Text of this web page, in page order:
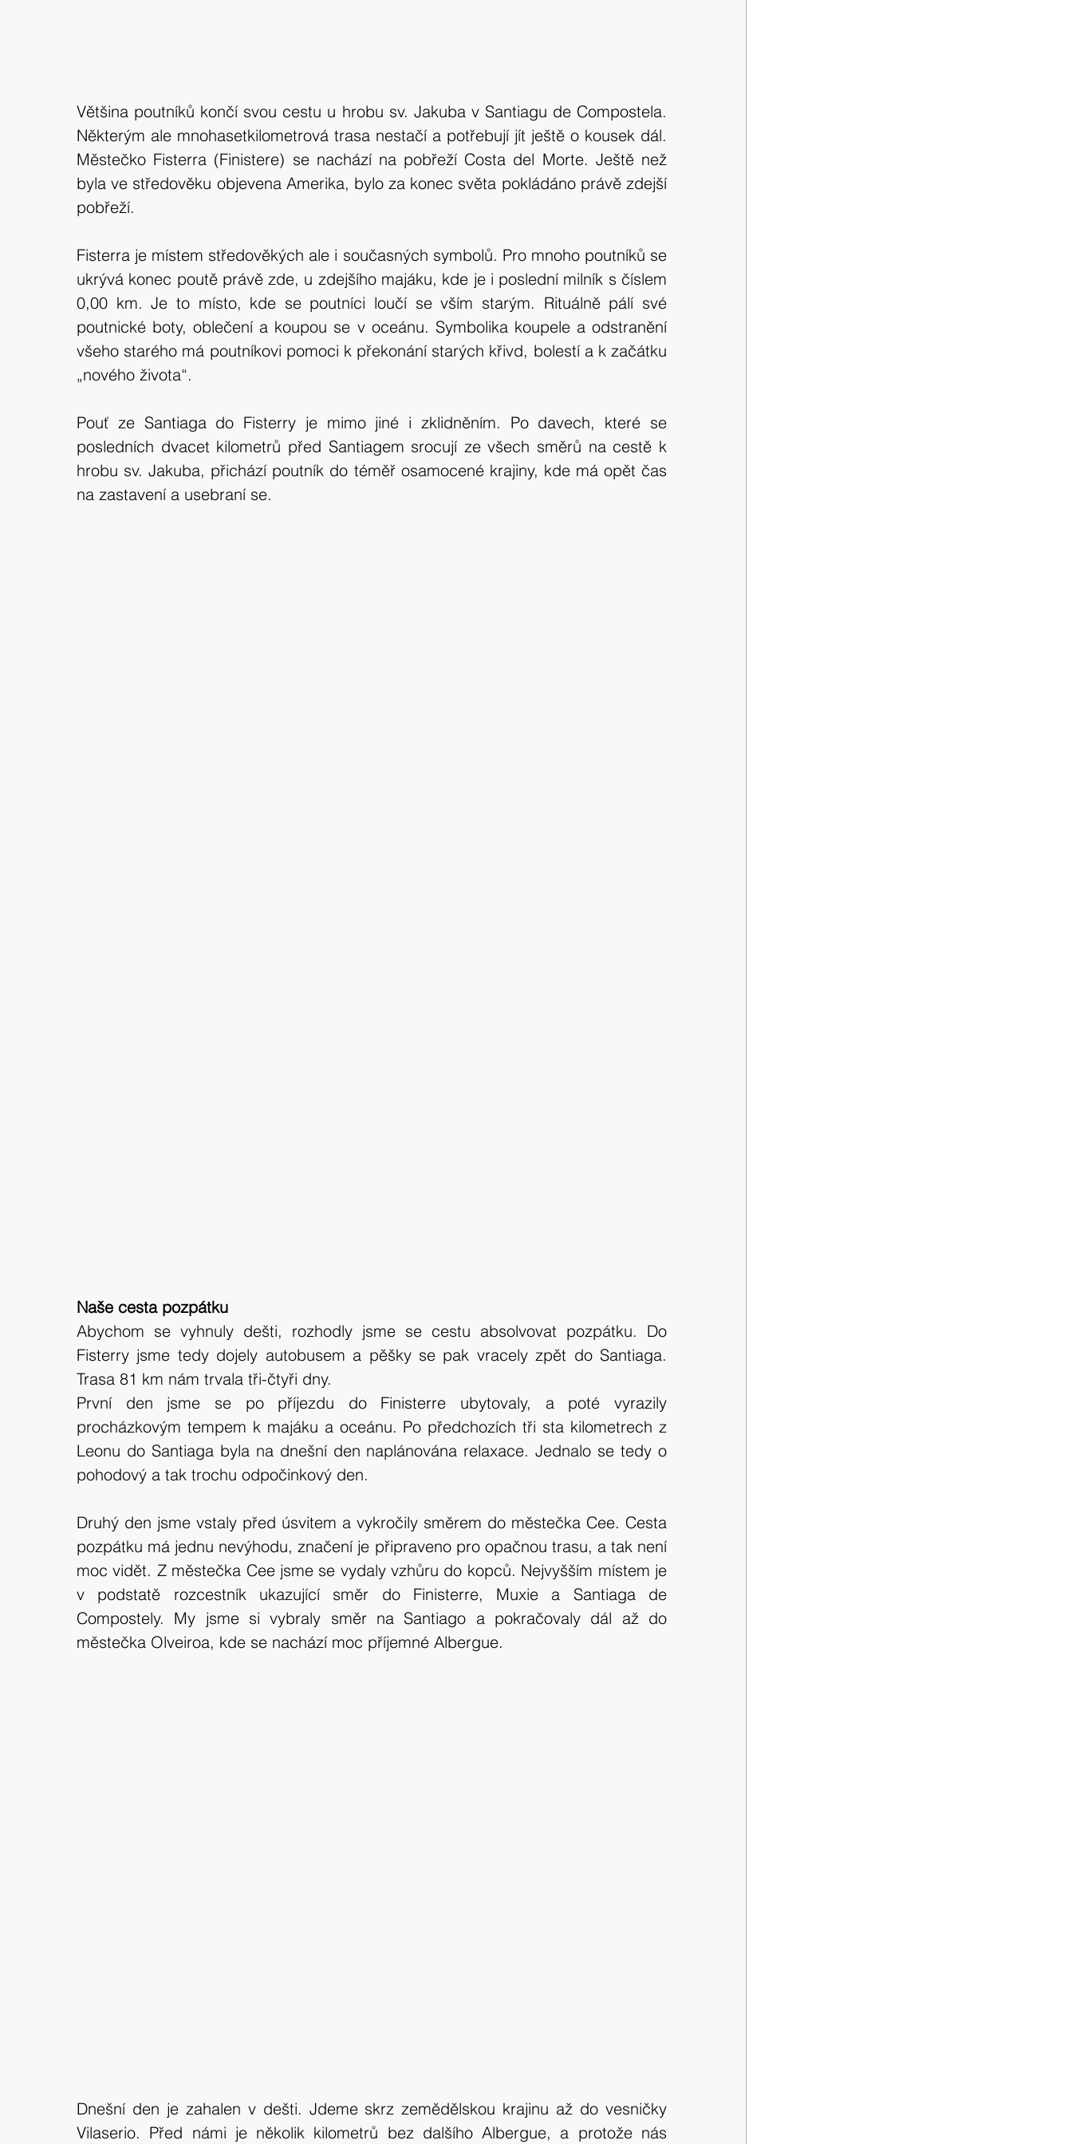
Většina poutníků končí svou cestu u hrobu sv. Jakuba v Santiagu de Compostela.
Některým ale mnohasetkilometrová trasa nestačí a potřebují jít ještě o kousek dál.
Městečko Fisterra (Finistere) se nachází na pobřeží Costa del Morte. Ještě než
byla ve středověku objevena Amerika, bylo za konec světa pokládáno právě zdejší
pobřeží.
Fisterra je místem středověkých ale i současných symbolů. Pro mnoho poutníků se
ukrývá konec poutě právě zde, u zdejšího majáku, kde je i poslední milník s číslem
0,00 km. Je to místo, kde se poutníci loučí se vším starým. Rituálně pálí své
poutnické boty, oblečení a koupou se v oceánu. Symbolika koupele a odstranění
všeho starého má poutníkovi pomoci k překonání starých křivd, bolestí a k začátku
„nového života“.
Pouť ze Santiaga do Fisterry je mimo jiné i zklidněním. Po davech, které se
posledních dvacet kilometrů před Santiagem srocují ze všech směrů na cestě k
hrobu sv. Jakuba, přichází poutník do téměř osamocené krajiny, kde má opět čas
na zastavení a usebraní se.
Naše cesta pozpátku
Abychom se vyhnuly dešti, rozhodly jsme se cestu absolvovat pozpátku. Do
Fisterry jsme tedy dojely autobusem a pěšky se pak vracely zpět do Santiaga.
Trasa 81 km nám trvala tři-čtyři dny.
První den jsme se po příjezdu do Finisterre ubytovaly, a poté vyrazily
procházkovým tempem k majáku a oceánu. Po předchozích tři sta kilometrech z
Leonu do Santiaga byla na dnešní den naplánována relaxace. Jednalo se tedy o
pohodový a tak trochu odpočinkový den.
Druhý den jsme vstaly před úsvitem a vykročily směrem do městečka Cee. Cesta
pozpátku má jednu nevýhodu, značení je připraveno pro opačnou trasu, a tak není
moc vidět. Z městečka Cee jsme se vydaly vzhůru do kopců. Nejvyšším místem je
v podstatě rozcestník ukazující směr do Finisterre, Muxie a Santiaga de
Compostely. My jsme si vybraly směr na Santiago a pokračovaly dál až do
městečka Olveiroa, kde se nachází moc příjemné Albergue.
Dnešní den je zahalen v dešti. Jdeme skrz zemědělskou krajinu až do vesničky
Vilaserio. Před námi je několik kilometrů bez dalšího Albergue, a protože nás